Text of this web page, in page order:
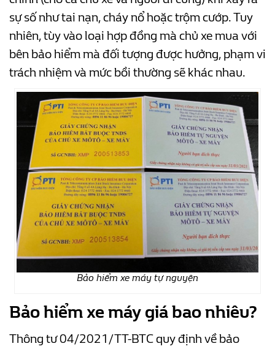
sự số như tai nạn, cháy nổ hoặc trộm cướp. Tuy
nhiên, tùy vào loại hợp đồng mà chủ xe mua với
bên bảo hiểm mà đối tượng được hưởng, phạm vi
trách nhiệm và mức bồi thường sẽ khác nhau.
Bảo hiểm xe máy tự nguyện
Bảo hiểm xe máy giá bao nhiêu?
Thông tư 04/2021/TT-BTC quy định về bảo